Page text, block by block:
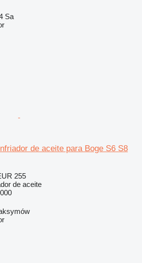
Sa
de aceite para Boge S6 S8
255
de aceite